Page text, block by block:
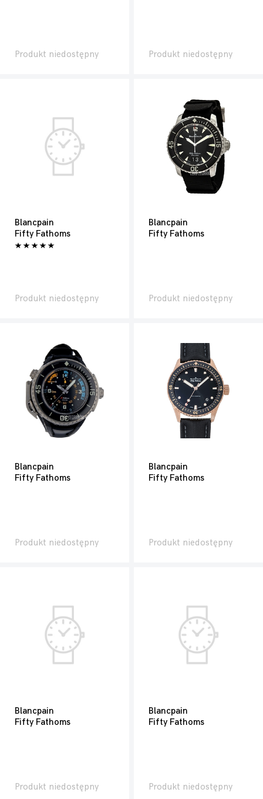
Produkt niedostępny Produkt niedostępny
Blancpain
Fifty Fathoms
Produkt niedostępny
Blancpain
Fifty Fathoms
Produkt niedostępny
Blancpain
Fifty Fathoms
Produkt niedostępny
Blancpain
Fifty Fathoms
Produkt niedostępny
Blancpain
Fifty Fathoms
Produkt niedostępny
Blancpain
Fifty Fathoms
Produkt niedostępny